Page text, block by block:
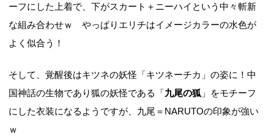
ーフにした上着で、下がスカート＋ニーハイという中々斬新
な組み合わせｗ やっぱりエリチはイメージカラーの水色が
よく似合う！
そして、覚醒後はキツネの妖怪「キツネーチカ」の姿に！中
国神話の生物であり狐の妖怪である「九尾の狐 」をモチーフ
にした衣装になるようですが、九尾＝NARUTOの印象が強い
ｗ